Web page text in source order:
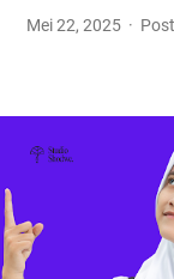
Mei 22, 2025